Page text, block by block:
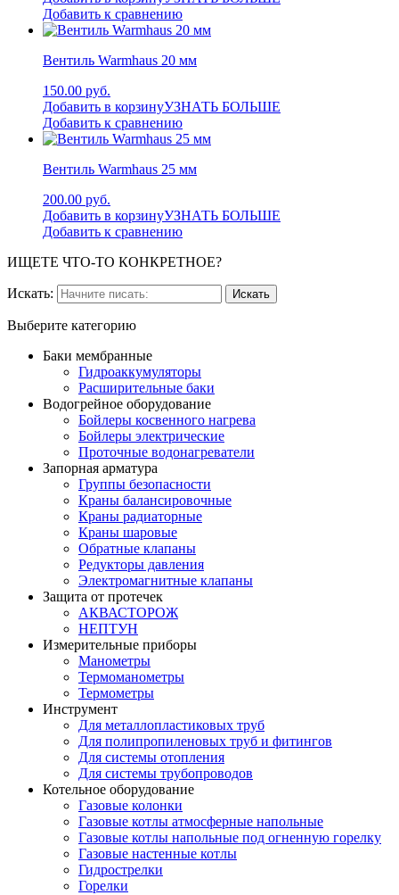
Добавить к сравнению
Вентиль Warmhaus 20 мм
150.00 руб.
Добавить в корзинуУЗНАТЬ БОЛЬШЕ
Добавить к сравнению
Вентиль Warmhaus 25 мм
200.00 руб.
Добавить в корзинуУЗНАТЬ БОЛЬШЕ
Добавить к сравнению
ИЩЕТЕ ЧТО-ТО КОНКРЕТНОЕ?
Искать:
Выберите категорию
Баки мембранные
Гидроаккумуляторы
Расширительные баки
Водогрейное оборудование
Бойлеры косвенного нагрева
Бойлеры электрические
Проточные водонагреватели
Запорная арматура
Группы безопасности
Краны балансировочные
Краны радиаторные
Краны шаровые
Обратные клапаны
Редукторы давления
Электромагнитные клапаны
Защита от протечек
АКВАСТОРОЖ
НЕПТУН
Измерительные приборы
Манометры
Термоманометры
Термометры
Инструмент
Для металлопластиковых труб
Для полипропиленовых труб и фитингов
Для системы отопления
Для системы трубопроводов
Котельное оборудование
Газовые колонки
Газовые котлы атмосферные напольные
Газовые котлы напольные под огненную горелку
Газовые настенные котлы
Гидрострелки
Горелки